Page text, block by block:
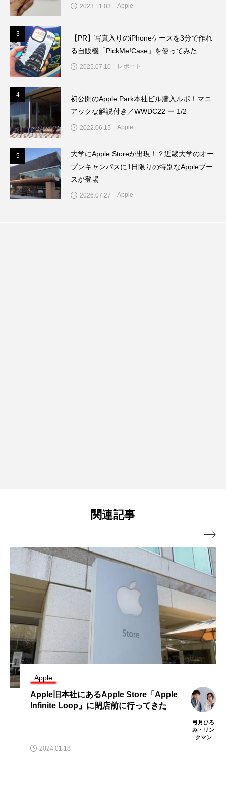
2023.11.03 Apple
3
【PR】写真入りのiPhoneケースを3分で作れ
る自販機「PickMe!Case」を使ってみた
2025.07.10 レポート
4
初公開のApple Park本社ビル潜入ルポ！マニ
アックな解説付き／WWDC22 ー 1/2
2022.06.15 Apple
5
大学にApple Storeが出現！？近畿大学のオー
プンキャンパスに1日限りの特別なAppleブー
スが登場
2026.07.27 Apple
関連記事
Apple
Apple旧本社にあるApple Store「Apple
Infinite Loop」に閉店前に行ってきた
弓月ひろ
み・リン
クマン
2024.01.18
